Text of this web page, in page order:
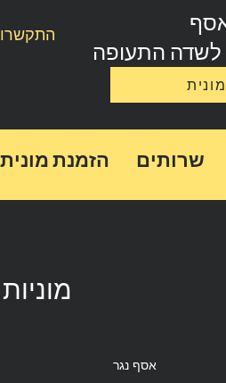
התקשרו
לשדה התעופה
הזמנת שרותים
אסף נגר